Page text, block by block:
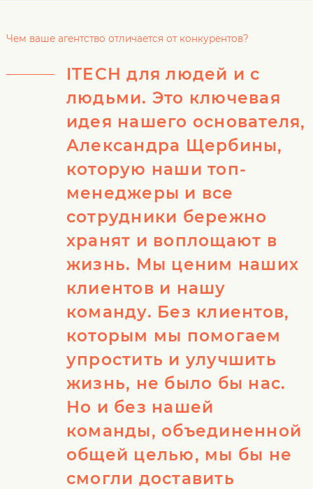
Чем ваше агентство отличается от конкурентов?
ITECH для людей и с
людьми. Это ключевая
идея нашего основателя,
Александра Щербины,
которую наши топ-
менеджеры и все
сотрудники бережно
хранят и воплощают в
жизнь. Мы ценим наших
клиентов и нашу
команду. Без клиентов,
которым мы помогаем
упростить и улучшить
жизнь, не было бы нас.
Но и без нашей
команды, объединенной
общей целью, мы бы не
смогли доставить